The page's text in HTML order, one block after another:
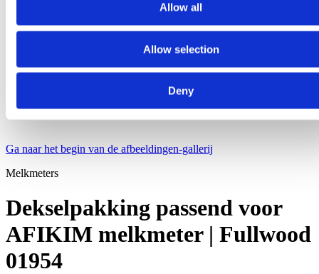
Allow all
Allow selection
Deny
Ga naar het begin van de afbeeldingen-gallerij
Melkmeters
Dekselpakking passend voor
AFIKIM melkmeter | Fullwood
01954